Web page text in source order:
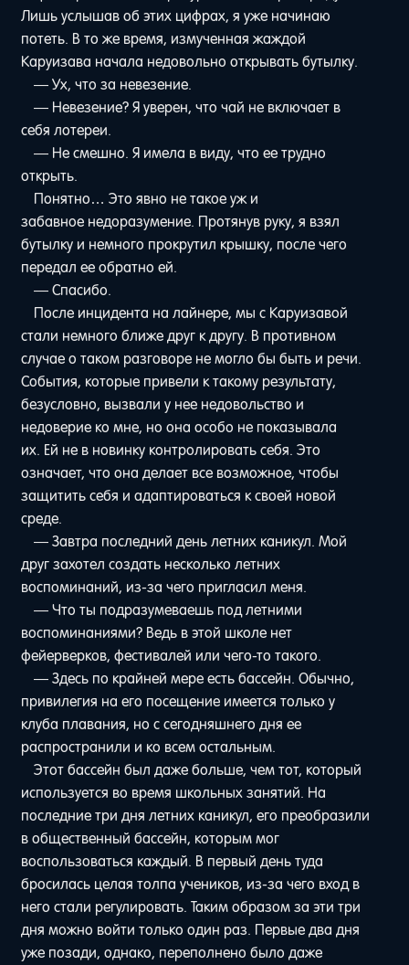
Лишь услышав об этих цифрах, я уже начинаю
потеть. В то же время, измученная жаждой
Каруизава начала недовольно открывать бутылку.
— Ух, что за невезение.
— Невезение? Я уверен, что чай не включает в
себя лотереи.
— Не смешно. Я имела в виду, что ее трудно
открыть.
Понятно… Это явно не такое уж и
забавное недоразумение. Протянув руку, я взял
бутылку и немного прокрутил крышку, после чего
передал ее обратно ей.
— Спасибо.
После инцидента на лайнере, мы с Каруизавой
стали немного ближе друг к другу. В противном
случае о таком разговоре не могло бы быть и речи.
События, которые привели к такому результату,
безусловно, вызвали у нее недовольство и
недоверие ко мне, но она особо не показывала
их. Ей не в новинку контролировать себя. Это
означает, что она делает все возможное, чтобы
защитить себя и адаптироваться к своей новой
среде.
— Завтра последний день летних каникул. Мой
друг захотел создать несколько летних
воспоминаний, из-за чего пригласил меня.
— Что ты подразумеваешь под летними
воспоминаниями? Ведь в этой школе нет
фейерверков, фестивалей или чего-то такого.
— Здесь по крайней мере есть бассейн. Обычно,
привилегия на его посещение имеется только у
клуба плавания, но с сегодняшнего дня ее
распространили и ко всем остальным.
Этот бассейн был даже больше, чем тот, который
используется во время школьных занятий. На
последние три дня летних каникул, его преобразили
в общественный бассейн, которым мог
воспользоваться каждый. В первый день туда
бросилась целая толпа учеников, из-за чего вход в
него стали регулировать. Таким образом за эти три
дня можно войти только один раз. Первые два дня
уже позади, однако, переполнено было даже